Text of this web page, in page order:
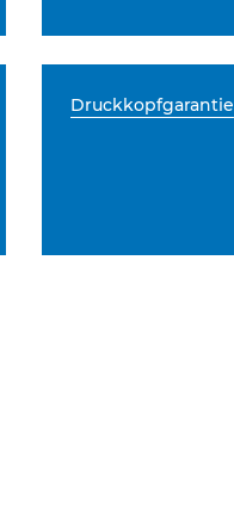
Druckkopfgarantie